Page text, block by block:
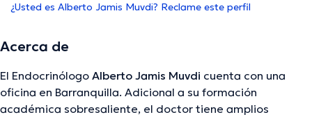
¿Usted es Alberto Jamis Muvdi? Reclame este perfil
Acerca de
El Endocrinólogo Alberto Jamis Muvdi cuenta con una
oficina en Barranquilla. Adicional a su formación
académica sobresaliente, el doctor tiene amplios